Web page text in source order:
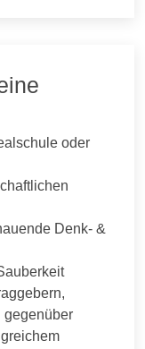
oder
Denk- &
gegenüber